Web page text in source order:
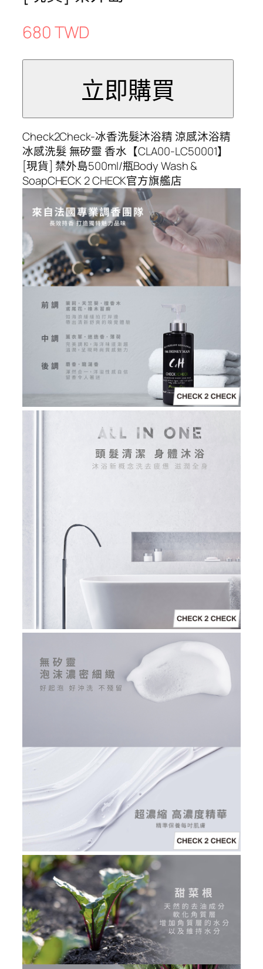
680 TWD
Check2Check-冰香洗髮沐浴精 涼感沐浴精
冰感洗髮 無矽靈 香水【CLA00-LC50001】
[現貨] 禁外島500ml/瓶Body Wash &
SoapCHECK 2 CHECK官方旗艦店